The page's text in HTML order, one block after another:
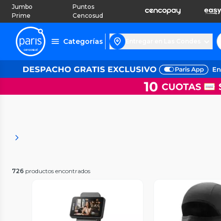
Jumbo
Prime
Puntos
Cencosud
Categorías
726 productos encontrados